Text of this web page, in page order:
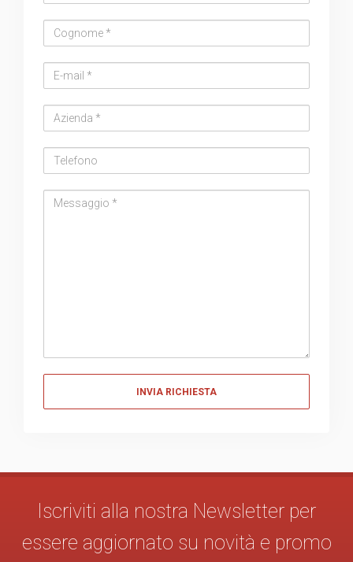
address
Iscriviti alla nostra Newsletter per
essere aggiornato su novità e promo